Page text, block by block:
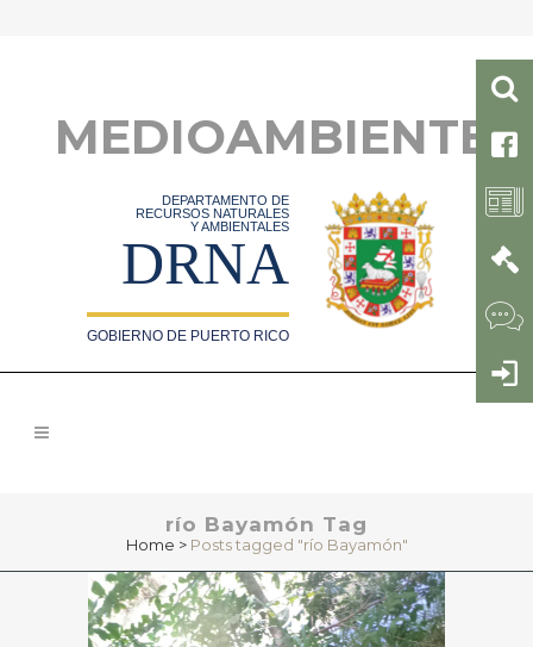
MEDIOAMBIENTE
DEPARTAMENTO DE
RECURSOS NATURALES
Y AMBIENTALES
DRNA
GOBIERNO DE PUERTO RICO
río Bayamón Tag
Home > Posts tagged "río Bayamón"